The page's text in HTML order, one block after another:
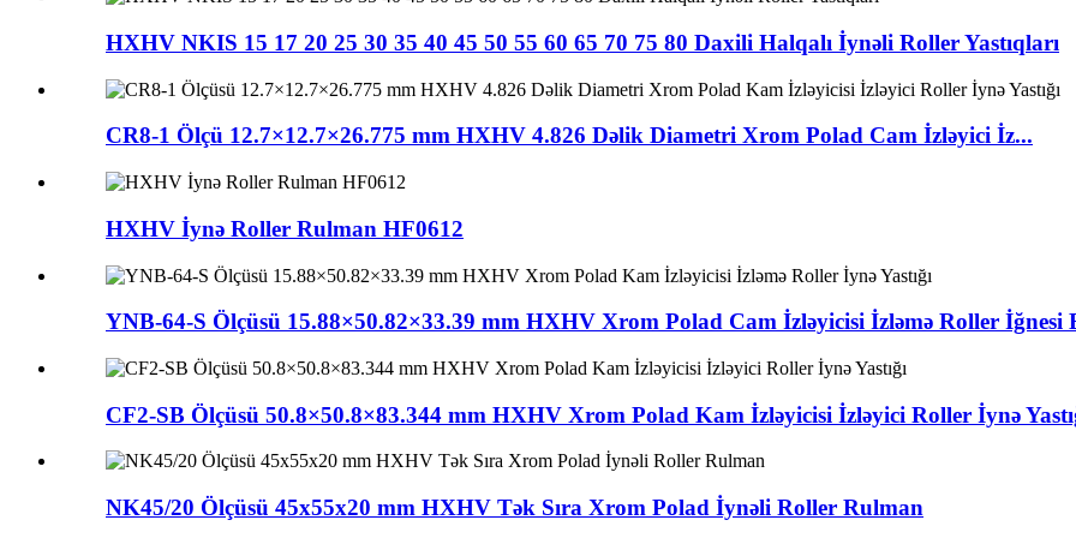
HXHV NKIS 15 17 20 25 30 35 40 45 50 55 60 65 70 75 80 Daxili Halqalı İynəli Roller Yastıqları
CR8-1 Ölçü 12.7×12.7×26.775 mm HXHV 4.826 Dəlik Diametri Xrom Polad Cam İzləyici İz...
HXHV İynə Roller Rulman HF0612
YNB-64-S Ölçüsü 15.88×50.82×33.39 mm HXHV Xrom Polad Cam İzləyicisi İzləmə Roller İğnesi
CF2-SB Ölçüsü 50.8×50.8×83.344 mm HXHV Xrom Polad Kam İzləyicisi İzləyici Roller İynə
NK45/20 Ölçüsü 45x55x20 mm HXHV Tək Sıra Xrom Polad İynəli Roller Rulman